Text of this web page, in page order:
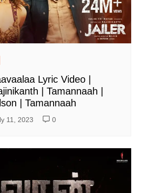
Lyric Video |
| Tamannaah |
| Tamannaah
11, 2023 0